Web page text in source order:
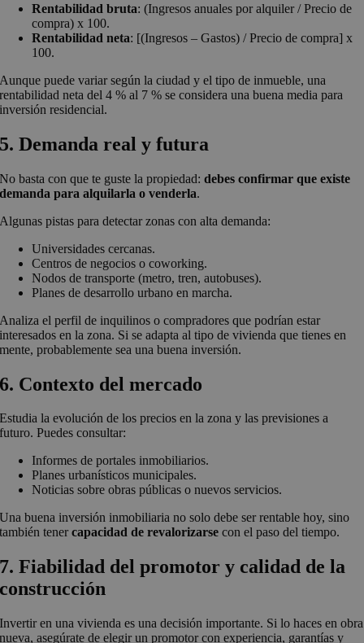
Rentabilidad bruta: (Ingresos anuales por alquiler / Precio de
compra) x 100.
Rentabilidad neta: [(Ingresos – Gastos) / Precio de compra] x
100.
Aunque puede variar según la ciudad y el tipo de inmueble, una
rentabilidad neta del 4 % al 7 % se considera una buena media para
inversión residencial.
5. Demanda real y futura
No basta con que te guste la propiedad:debes confirmar que existe
demanda para alquilarla o venderla.
Algunas pistas para detectar zonas con alta demanda:
Universidades cercanas.
Centros de negocios o coworking.
Nodos de transporte (metro, tren, autobuses).
Planes de desarrollo urbano en marcha.
Analiza el perfil de inquilinos o compradores que podrían estar
interesados en la zona. Si se adapta al tipo de vivienda que tienes en
mente, probablemente sea una buena inversión.
6. Contexto del mercado
Estudia la evolución de los precios en la zona y las previsiones a
futuro. Puedes consultar:
Informes de portales inmobiliarios.
Planes urbanísticos municipales.
Noticias sobre obras públicas o nuevos servicios.
Una buena inversión inmobiliaria no solo debe ser rentable hoy, sino
también tenercapacidad de revalorizarse con el paso del tiempo.
7. Fiabilidad del promotor y calidad de la
construcción
Invertir en una vivienda es una decisión importante. Si lo haces en obra
nueva, asegúrate de elegir un promotor con experiencia, garantías y